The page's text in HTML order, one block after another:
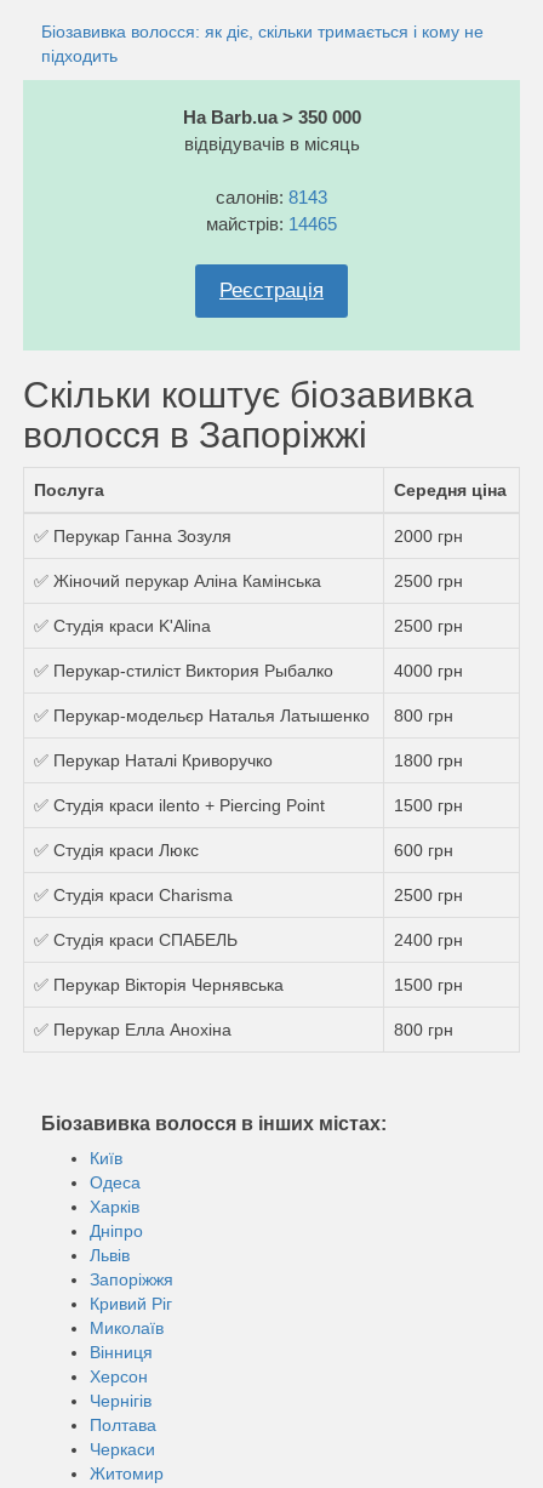
Біозавивка волосся: як діє, скільки тримається і кому не
підходить
На Barb.ua > 350 000
відвідувачів в місяць
салонів: 8143
майстрів: 14465
Реєстрація
Скільки коштує біозавивка
волосся в Запоріжжі
Послуга Середня ціна
✅ Перукар Ганна Зозуля 2000 грн
✅ Жіночий перукар Аліна Камінська 2500 грн
✅ Студія краси K'Alina 2500 грн
✅ Перукар-стиліст Виктория Рыбалко 4000 грн
✅ Перукар-модельєр Наталья Латышенко 800 грн
✅ Перукар Наталі Криворучко 1800 грн
✅ Студія краси ilento + Piercing Point 1500 грн
✅ Студія краси Люкс 600 грн
✅ Студія краси Charisma 2500 грн
✅ Студія краси СПАБЕЛЬ 2400 грн
✅ Перукар Вікторія Чернявська 1500 грн
✅ Перукар Елла Анохіна 800 грн
Біозавивка волосся в інших містах:
Київ
Одеса
Харків
Дніпро
Львів
Запоріжжя
Кривий Ріг
Миколаїв
Вінниця
Херсон
Чернігів
Полтава
Черкаси
Житомир